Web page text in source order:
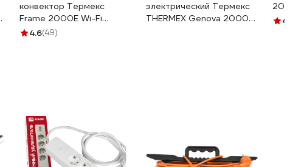
конвектор Термекс
Frame 2000E Wi-Fi
ЭдЭБ01632
4.6(49)
электрический Термекс
THERMEX Genova 2000
2000E
4.5